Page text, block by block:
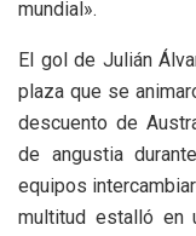
mundial».
El gol de Julián
plaza que se
descuento de
de angustia
equipos
multitud estalló